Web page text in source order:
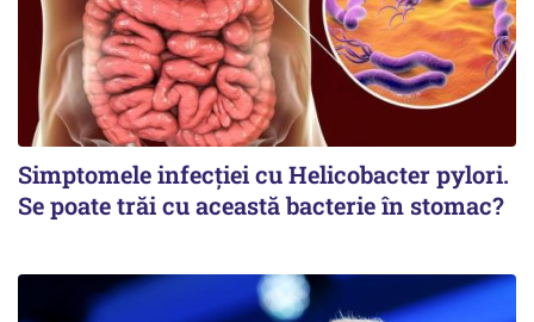
Simptomele infecției cu Helicobacter pylori.
Se poate trăi cu această bacterie în stomac?